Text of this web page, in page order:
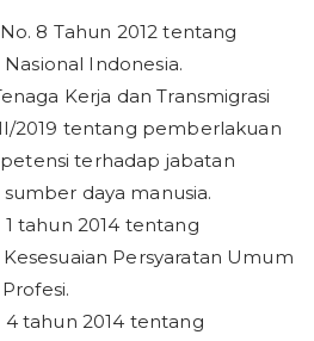
8 Tahun 2012 tentang
Indonesia.
Kerja dan Transmigrasi
2019 tentang pemberlakuan
terhadap jabatan
daya manusia.
tahun 2014 tentang
Persyaratan Umum
4 tahun 2014 tentang